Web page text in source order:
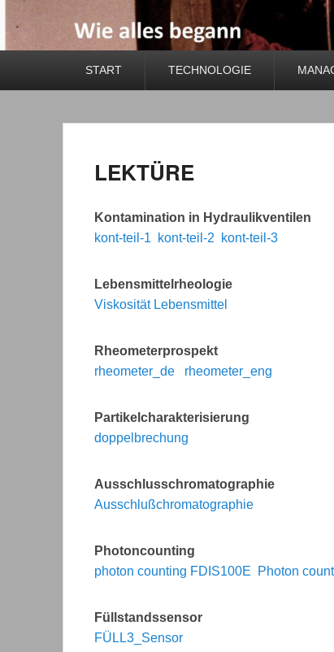
START TECHNOLOGIE
LEKTÜRE
Kontamination in Hydraulikventilen
kont-teil-1
kont-teil-2 kont-teil-3
Lebensmittelrheologie
Viskosität Lebensmittel
Rheometerprospekt
rheometer_de rheometer_eng
Partikelcharakterisierung
doppelbrechung
Ausschlusschromatographie
Ausschlußchromatographie
Photoncounting
photon counting FDIS100E
Photon
Füllstandssensor
FÜLL3_Sensor